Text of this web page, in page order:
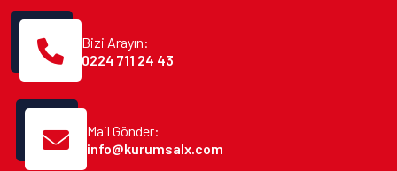
Bizi Arayın:
0224 711 24 43
Mail Gönder:
info@kurumsalx.com